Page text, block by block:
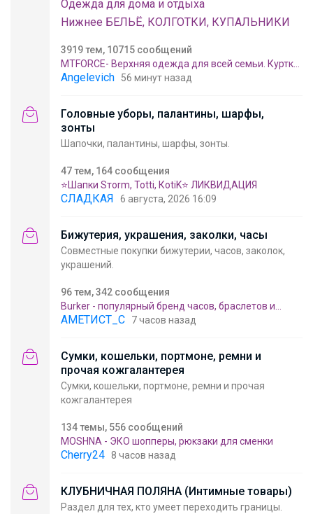
Одежда для дома и отдыха
Нижнее БЕЛЬЁ, КОЛГОТКИ, КУПАЛЬНИКИ
3919 тем, 10715 сообщений
MTFORCE- Верхняя одежда для всей семьи. Куртки,
брюки, костюмы. РАСПРОДАЖА до -80%
Angelevich 56 минут назад
Головные уборы, палантины, шарфы,
зонты
Шапочки, палантины, шарфы, зонты.
47 тем, 164 сообщения
⭐Шапки Sтоrm, Тоtti, КоtiK⭐ ЛИКВИДАЦИЯ
СЛАДКАЯ 6 августа, 2026 16:09
Бижутерия, украшения, заколки, часы
Совместные покупки бижутерии, часов, заколок,
украшений.
96 тем, 342 сообщения
Burker - популярный бренд часов, браслетов и
украшений из Германии. ОРИГИНАЛЫ!
АМЕТИСТ_С 7 часов назад
Сумки, кошельки, портмоне, ремни и
прочая кожгалантерея
Сумки, кошельки, портмоне, ремни и прочая
кожгалантерея
134 темы, 556 сообщений
MOSHNA - ЭКО шопперы, рюкзаки для сменки
Cherry24 8 часов назад
КЛУБНИЧНАЯ ПОЛЯНА (Интимные товары)
Раздел для тех, кто умеет переходить границы.